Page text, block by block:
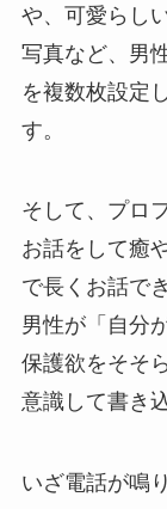
や、可愛らし
写真など、男
を複数枚設定
す。
そして、プロ
お話をして癒
で長くお話で
男性が「自分
保護欲をそそ
意識して書き
いざ電話が鳴